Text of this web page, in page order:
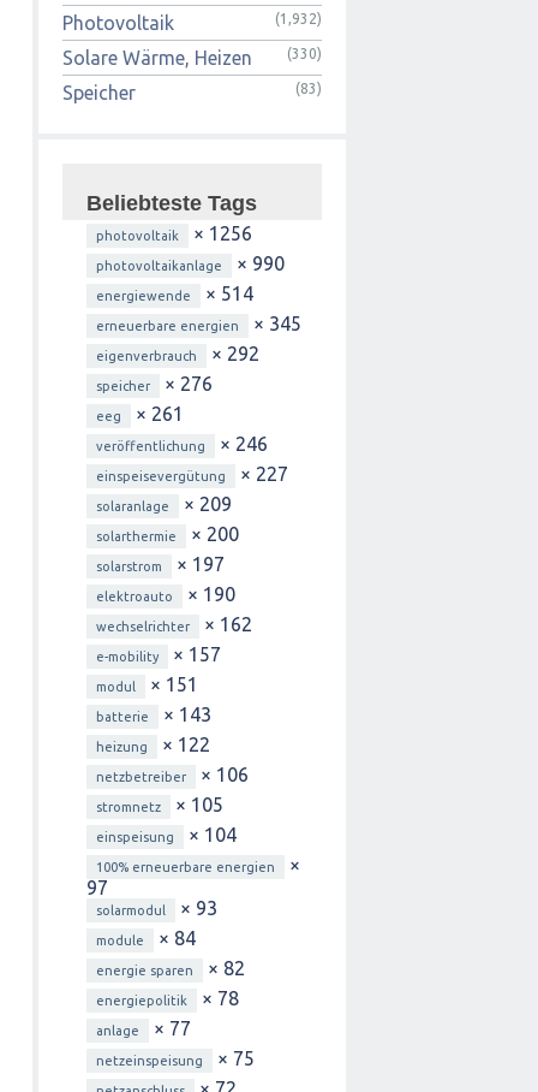
Photovoltaik (1,932)
Solare Wärme, Heizen (330)
Speicher (83)
Beliebteste Tags
photovoltaik × 1256
photovoltaikanlage × 990
energiewende × 514
erneuerbare energien × 345
eigenverbrauch × 292
speicher × 276
eeg × 261
veröffentlichung × 246
einspeisevergütung × 227
solaranlage × 209
solarthermie × 200
solarstrom × 197
elektroauto × 190
wechselrichter × 162
e-mobility × 157
modul × 151
batterie × 143
heizung × 122
netzbetreiber × 106
stromnetz × 105
einspeisung × 104
100% erneuerbare energien
×
97
solarmodul × 93
module × 84
energie sparen × 82
energiepolitik × 78
anlage × 77
netzeinspeisung × 75